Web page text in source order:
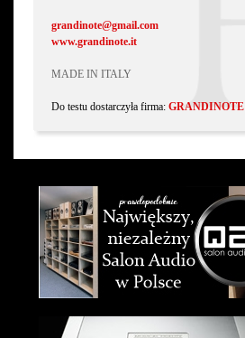
grandinote@gmail.com
www.grandinote.it
MADE IN ITALY
Do testu dostarczyła firma: GRANDINOTE